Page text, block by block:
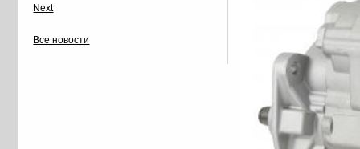
Next
Все новости